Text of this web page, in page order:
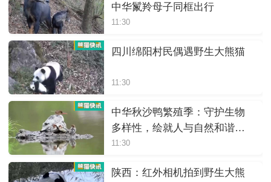
中华鬣羚母子同框出行
11:30
四川绵阳村民偶遇野生大熊猫
11:30
中华秋沙鸭繁殖季：守护生物
多样性，绘就人与自然和谐画
卷
11:30
陕西：红外相机拍到野生大熊